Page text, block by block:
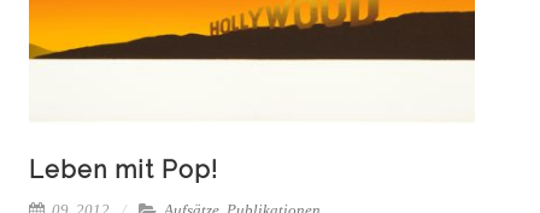
Leben mit Pop!
09, 2012 Aufsätze Publikationen